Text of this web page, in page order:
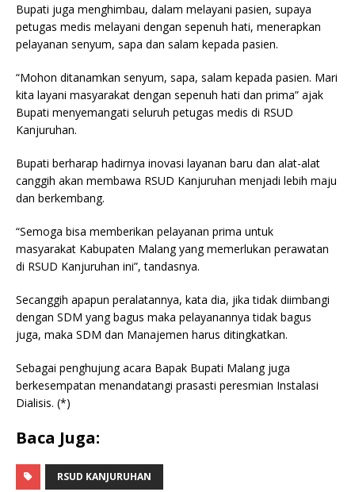
Bupati juga menghimbau, dalam melayani pasien, supaya
petugas medis melayani dengan sepenuh hati, menerapkan
pelayanan senyum, sapa dan salam kepada pasien.
“Mohon ditanamkan senyum, sapa, salam kepada pasien. Mari
kita layani masyarakat dengan sepenuh hati dan prima” ajak
Bupati menyemangati seluruh petugas medis di RSUD
Kanjuruhan.
Bupati berharap hadirnya inovasi layanan baru dan alat-alat
canggih akan membawa RSUD Kanjuruhan menjadi lebih maju
dan berkembang.
“Semoga bisa memberikan pelayanan prima untuk
masyarakat Kabupaten Malang yang memerlukan perawatan
di RSUD Kanjuruhan ini”, tandasnya.
Secanggih apapun peralatannya, kata dia, jika tidak diimbangi
dengan SDM yang bagus maka pelayanannya tidak bagus
juga, maka SDM dan Manajemen harus ditingkatkan.
Sebagai penghujung acara Bapak Bupati Malang juga
berkesempatan menandatangi prasasti peresmian Instalasi
Dialisis. (*)
Baca Juga:
RSUD KANJURUHAN